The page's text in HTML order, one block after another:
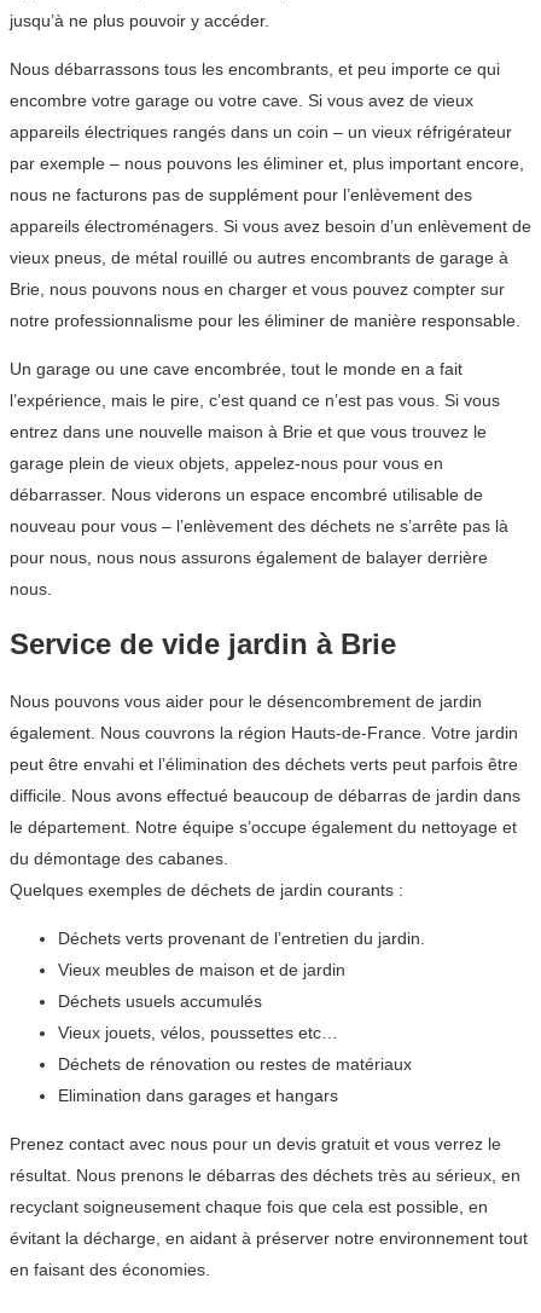
jusqu’à ne plus pouvoir y accéder.
Nous débarrassons tous les encombrants, et peu importe ce qui
encombre votre garage ou votre cave. Si vous avez de vieux
appareils électriques rangés dans un coin – un vieux réfrigérateur
par exemple – nous pouvons les éliminer et, plus important encore,
nous ne facturons pas de supplément pour l’enlèvement des
appareils électroménagers. Si vous avez besoin d’un enlèvement de
vieux pneus, de métal rouillé ou autres encombrants de garage à
Brie, nous pouvons nous en charger et vous pouvez compter sur
notre professionnalisme pour les éliminer de manière responsable.
Un garage ou une cave encombrée, tout le monde en a fait
l’expérience, mais le pire, c’est quand ce n’est pas vous. Si vous
entrez dans une nouvelle maison à Brie et que vous trouvez le
garage plein de vieux objets, appelez-nous pour vous en
débarrasser. Nous viderons un espace encombré utilisable de
nouveau pour vous – l’enlèvement des déchets ne s’arrête pas là
pour nous, nous nous assurons également de balayer derrière
nous.
Service de vide jardin à Brie
Nous pouvons vous aider pour le désencombrement de jardin
également. Nous couvrons la région Hauts-de-France. Votre jardin
peut être envahi et l’élimination des déchets verts peut parfois être
difficile. Nous avons effectué beaucoup de débarras de jardin dans
le département. Notre équipe s’occupe également du nettoyage et
du démontage des cabanes.
Quelques exemples de déchets de jardin courants :
Déchets verts provenant de l’entretien du jardin.
Vieux meubles de maison et de jardin
Déchets usuels accumulés
Vieux jouets, vélos, poussettes etc…
Déchets de rénovation ou restes de matériaux
Elimination dans garages et hangars
Prenez contact avec nous pour un devis gratuit et vous verrez le
résultat. Nous prenons le débarras des déchets très au sérieux, en
recyclant soigneusement chaque fois que cela est possible, en
évitant la décharge, en aidant à préserver notre environnement tout
en faisant des économies.